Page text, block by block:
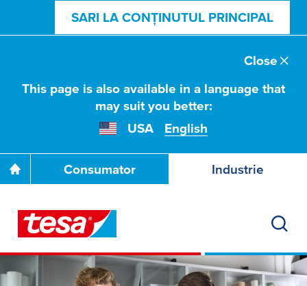
SARI LA CONȚINUTUL PRINCIPAL
This page is also available in a language that
may suit you better:
USA
English
Close
Consumator Industrie